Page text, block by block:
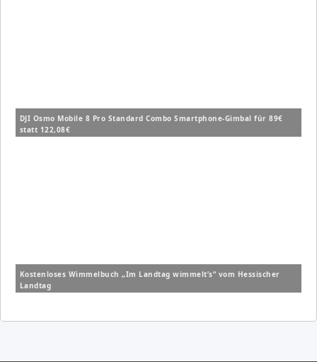
DJI Osmo Mobile 8 Pro Standard Combo Smartphone-Gimbal für 89€
statt 122,08€
Kostenloses Wimmelbuch „Im Landtag wimmelt’s“ vom Hessischer
Landtag